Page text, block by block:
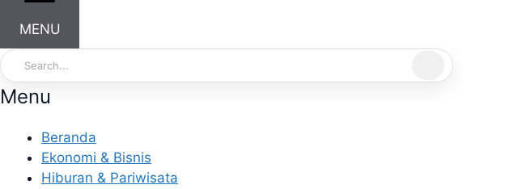
MENU
Menu
Beranda
Ekonomi & Bisnis
Hiburan & Pariwisata